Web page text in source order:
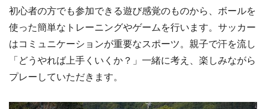
初心者の方でも参加できる遊び感覚のものから、ボールを
使った簡単なトレーニングやゲームを行います。サッカー
はコミュニケーションが重要なスポーツ。親子で汗を流し
「どうやれば上手くいくか？」一緒に考え、楽しみながら
プレーしていただきます。